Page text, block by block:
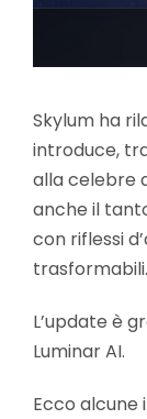
Skylum ha
introduce,
alla celebre
anche il
con riflessi
trasformabili.
L’update è
Luminar AI.
Ecco alcune